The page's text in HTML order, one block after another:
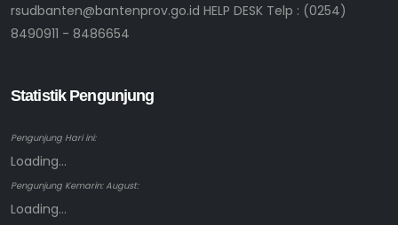
rsudbanten@bantenprov.go.id HELP DESK Telp : (0254)
8490911 - 8486654
Statistik Pengunjung
Pengunjung Hari ini:
Loading...
Pengunjung Kemarin: August:
Loading...